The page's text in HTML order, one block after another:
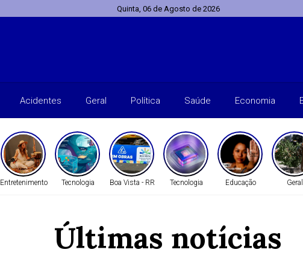
Quinta, 06 de Agosto de 2026
Acidentes Geral Política Saúde Economia
Entretenimento Tecnologia Boa Vista - RR Tecnologia Educação Geral
Últimas notícias